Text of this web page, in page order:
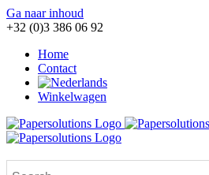
Ga naar inhoud
+32 (0)3 386 06 92
Home
Contact
Winkelwagen